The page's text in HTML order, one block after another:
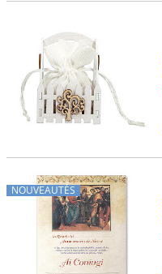
NOUVEAUTÉS